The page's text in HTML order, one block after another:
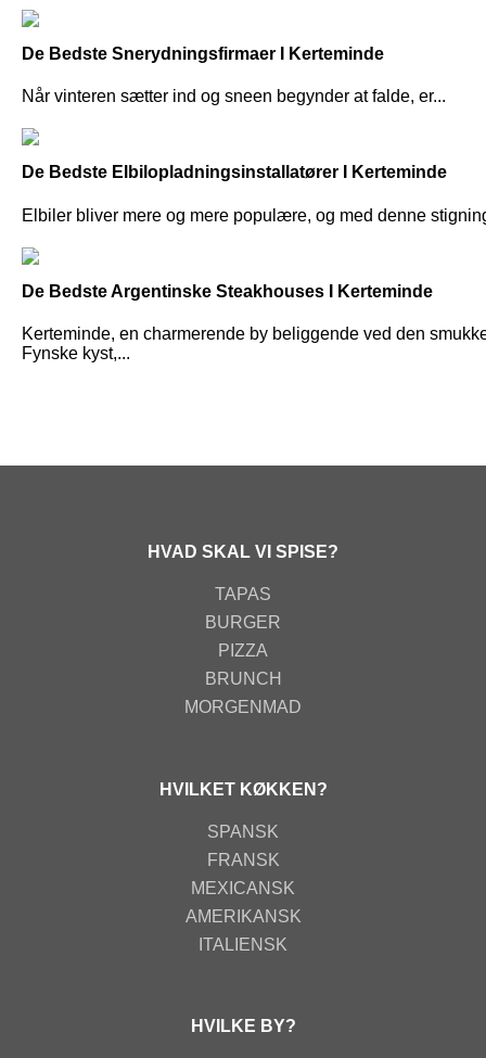
De Bedste Snerydningsfirmaer I Kerteminde
Når vinteren sætter ind og sneen begynder at falde, er...
De Bedste Elbilopladningsinstallatører I Kerteminde
Elbiler bliver mere og mere populære, og med denne
De Bedste Argentinske Steakhouses I Kerteminde
Kerteminde, en charmerende by beliggende ved den
Fynske kyst,...
HVAD SKAL VI SPISE?
TAPAS
BURGER
PIZZA
BRUNCH
MORGENMAD
HVILKET KØKKEN?
SPANSK
FRANSK
MEXICANSK
AMERIKANSK
ITALIENSK
HVILKE BY?